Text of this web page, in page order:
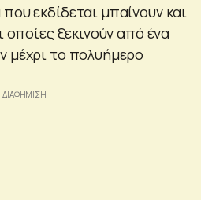
εκδίδεται μπαίνουν και
οποίες ξεκινούν από ένα
μέχρι το πολυήμερο